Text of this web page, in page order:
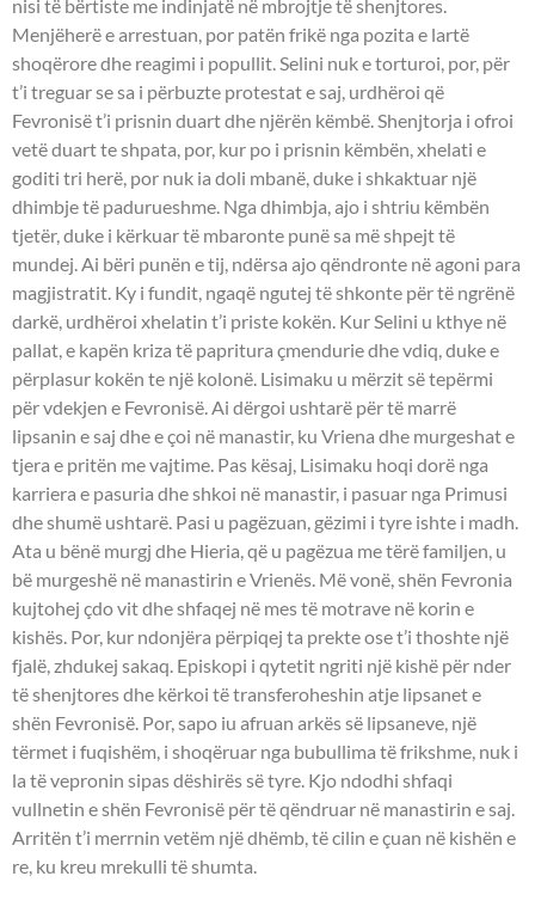
nisi të bërtiste me indinjatë në mbrojtje të shenjtores.
Menjëherë e arrestuan, por patën frikë nga pozita e lartë
shoqërore dhe reagimi i popullit. Selini nuk e torturoi, por, për
t’i treguar se sa i përbuzte protestat e saj, urdhëroi që
Fevronisë t’i prisnin duart dhe njërën këmbë. Shenjtorja i ofroi
vetë duart te shpata, por, kur po i prisnin këmbën, xhelati e
goditi tri herë, por nuk ia doli mbanë, duke i shkaktuar një
dhimbje të padurueshme. Nga dhimbja, ajo i shtriu këmbën
tjetër, duke i kërkuar të mbaronte punë sa më shpejt të
mundej. Ai bëri punën e tij, ndërsa ajo qëndronte në agoni para
magjistratit. Ky i fundit, ngaqë ngutej të shkonte për të ngrënë
darkë, urdhëroi xhelatin t’i priste kokën. Kur Selini u kthye në
pallat, e kapën kriza të papritura çmendurie dhe vdiq, duke e
përplasur kokën te një kolonë. Lisimaku u mërzit së tepërmi
për vdekjen e Fevronisë. Ai dërgoi ushtarë për të marrë
lipsanin e saj dhe e çoi në manastir, ku Vriena dhe murgeshat e
tjera e pritën me vajtime. Pas kësaj, Lisimaku hoqi dorë nga
karriera e pasuria dhe shkoi në manastir, i pasuar nga Primusi
dhe shumë ushtarë. Pasi u pagëzuan, gëzimi i tyre ishte i madh.
Ata u bënë murgj dhe Hieria, që u pagëzua me tërë familjen, u
bë murgeshë në manastirin e Vrienës. Më vonë, shën Fevronia
kujtohej çdo vit dhe shfaqej në mes të motrave në korin e
kishës. Por, kur ndonjëra përpiqej ta prekte ose t’i thoshte një
fjalë, zhdukej sakaq. Episkopi i qytetit ngriti një kishë për nder
të shenjtores dhe kërkoi të transferoheshin atje lipsanet e
shën Fevronisë. Por, sapo iu afruan arkës së lipsaneve, një
tërmet i fuqishëm, i shoqëruar nga bubullima të frikshme, nuk i
la të vepronin sipas dëshirës së tyre. Kjo ndodhi shfaqi
vullnetin e shën Fevronisë për të qëndruar në manastirin e saj.
Arritën t’i merrnin vetëm një dhëmb, të cilin e çuan në kishën e
re, ku kreu mrekulli të shumta.